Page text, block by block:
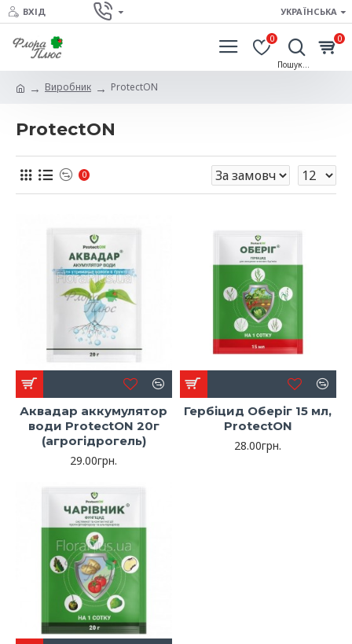
ВХІД УКРАЇНСЬКА
0 0
Виробник ProtectON
ProtectON
0
Аквадар аккумулятор
води ProtectON 20г
(агрогідрогель)
29.00грн.
Гербіцид Оберіг 15 мл,
ProtectON
28.00грн.